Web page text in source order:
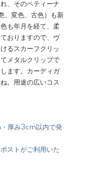
、そのペティーナ
、変色、古色）も新
も年月を経て、柔
おりますので、ヴ
るスカーフクリッ
メタルクリップで
ます。カーディガ
。用途の広いコス
厚み3cm以内で発
ストがご利用いた